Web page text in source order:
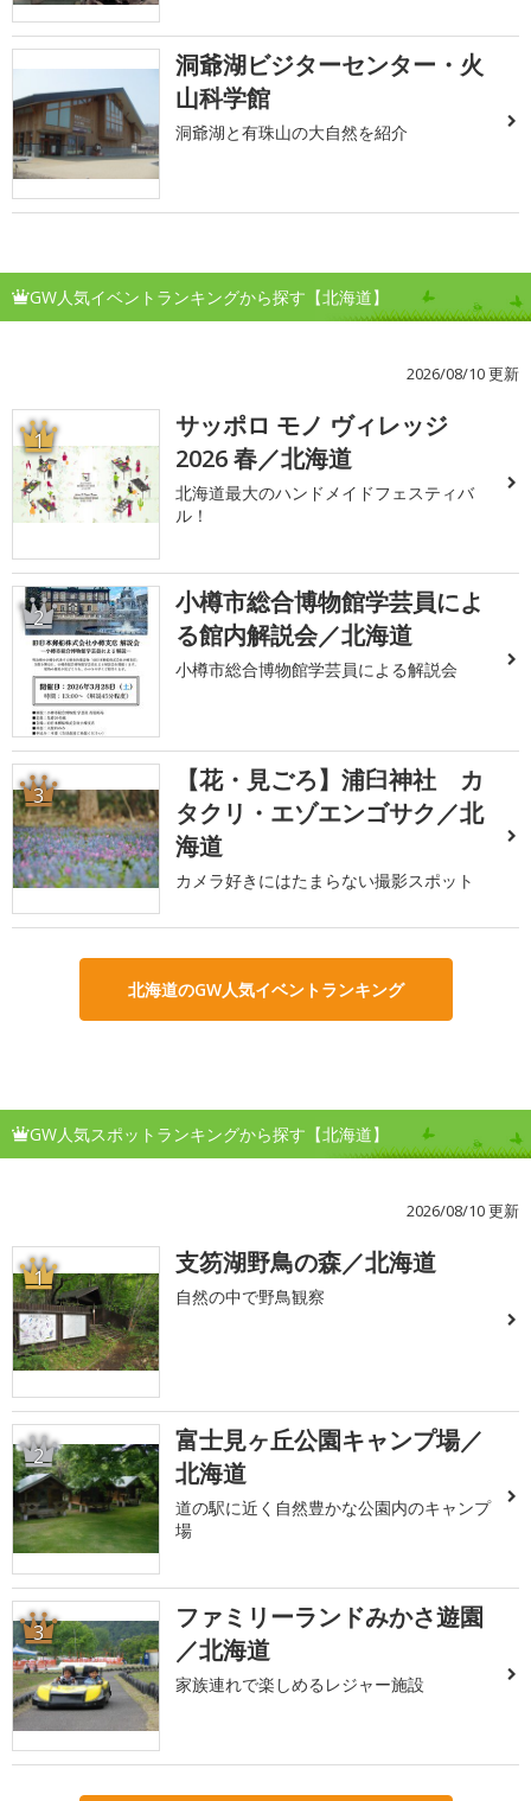
洞爺湖ビジターセンター・火
山科学館
洞爺湖と有珠山の大自然を紹介
GW人気イベントランキングから探す【北海道】
2026/08/10 更新
1
サッポロ モノ ヴィレッジ
2026 春／北海道
北海道最大のハンドメイドフェスティバ
ル！
2
小樽市総合博物館学芸員によ
る館内解説会／北海道
小樽市総合博物館学芸員による解説会
3
【花・見ごろ】浦臼神社 カ
タクリ・エゾエンゴサク／北
海道
カメラ好きにはたまらない撮影スポット
北海道のGW人気イベントランキング
GW人気スポットランキングから探す【北海道】
2026/08/10 更新
1 支笏湖野鳥の森／北海道
自然の中で野鳥観察
2
富士見ヶ丘公園キャンプ場／
北海道
道の駅に近く自然豊かな公園内のキャンプ
場
3
ファミリーランドみかさ遊園
／北海道
家族連れで楽しめるレジャー施設